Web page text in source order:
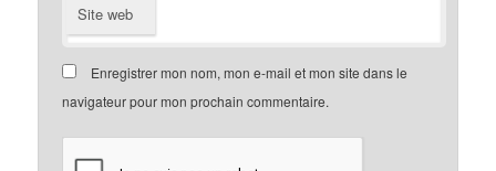
Site web
Enregistrer mon nom, mon e-mail et mon site dans le
navigateur pour mon prochain commentaire.